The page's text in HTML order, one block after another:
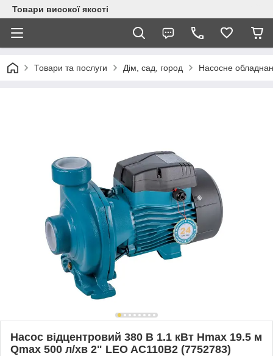
Товари високої якості
Товари та послуги Дім, сад, город Насосне
Насос відцентровий 380 В 1.1 кВт Hmax 19.5 м
Qmax 500 л/хв 2" LEO AC110B2 (7752783)